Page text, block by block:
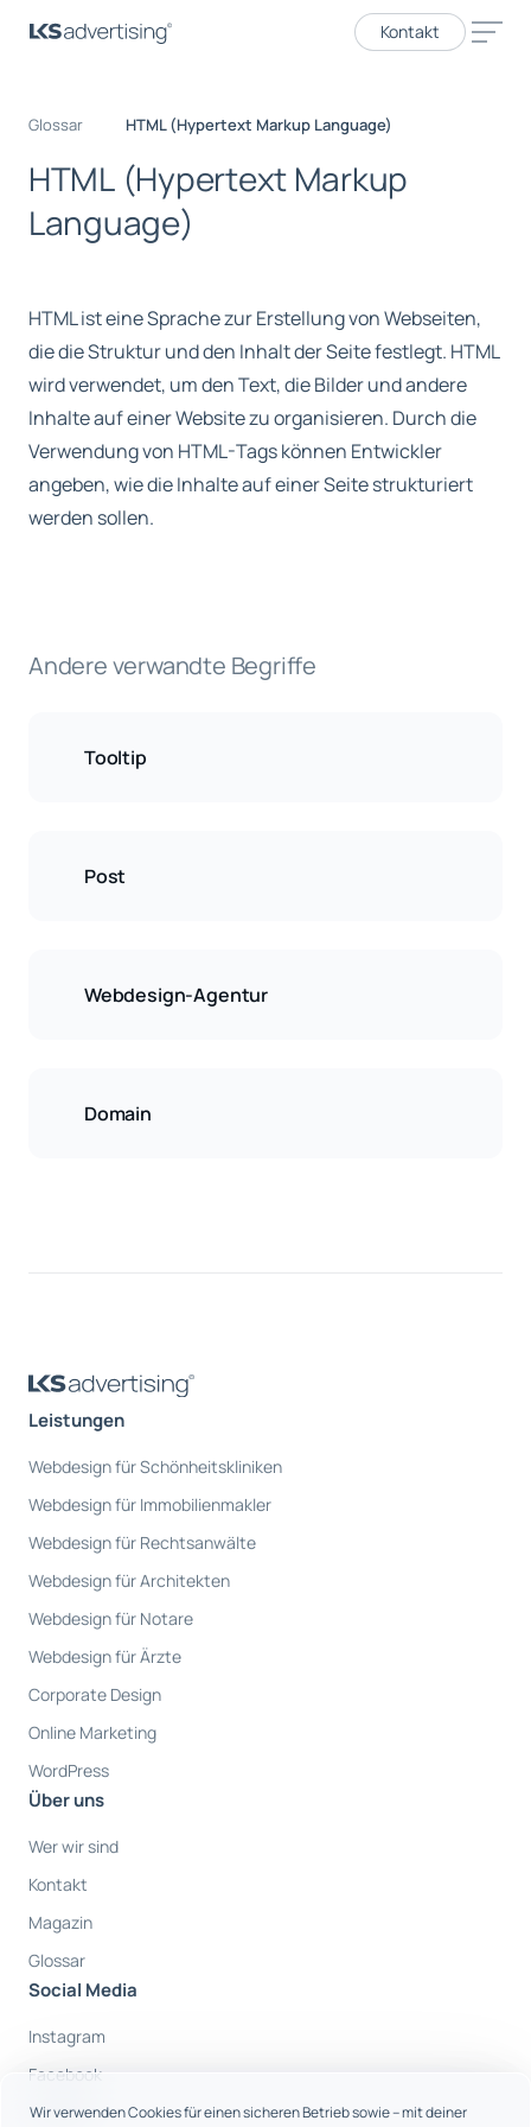
Wir verwenden Cookies für einen sicheren Betrieb sowie – mit deiner
Kontakt
Glossar HTML (Hypertext Markup Language)
HTML (Hypertext Markup
Language)
HTML ist eine Sprache zur Erstellung von Webseiten,
die die Struktur und den Inhalt der Seite festlegt. HTML
wird verwendet, um den Text, die Bilder und andere
Inhalte auf einer Website zu organisieren. Durch die
Verwendung von HTML-Tags können Entwickler
angeben, wie die Inhalte auf einer Seite strukturiert
werden sollen.
Andere verwandte Begriffe
Tooltip
Post
Webdesign-Agentur
Domain
Leistungen
Webdesign für Schönheitskliniken
Webdesign für Immobilienmakler
Webdesign für Rechtsanwälte
Webdesign für Architekten
Webdesign für Notare
Webdesign für Ärzte
Corporate Design
Online Marketing
WordPress
Über uns
Wer wir sind
Kontakt
Magazin
Glossar
Social Media
Instagram
Facebook
Youtube